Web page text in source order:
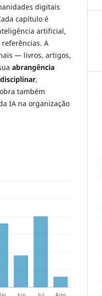
digitais
capítulo é
artificial,
A
— livros, artigos,
abrangência
,
também
IA na organização